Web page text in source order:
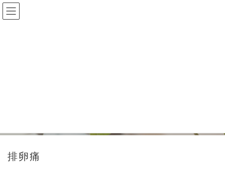
コ
ン
ナ
ビ
排卵痛